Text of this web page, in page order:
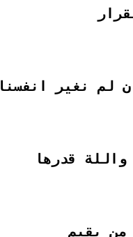
لم نغير انفسنا
قدرها
يقيم